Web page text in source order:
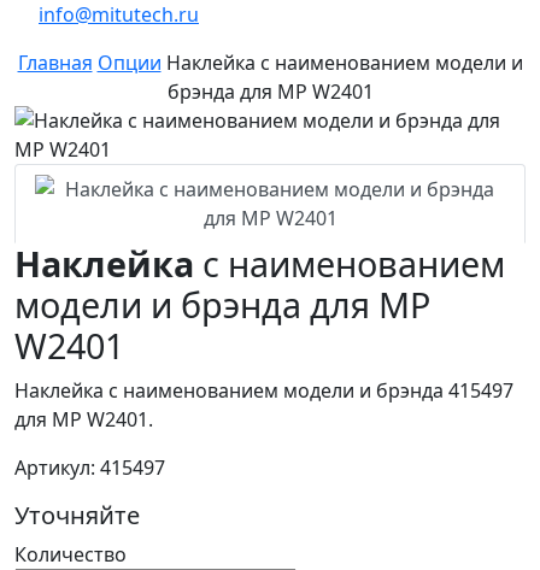
info@mitutech.ru
Главная Опции Наклейка с наименованием модели и
брэнда для MP W2401
Наклейка с наименованием
модели и брэнда для MP
W2401
Наклейка с наименованием модели и брэнда 415497
для MP W2401.
Артикул: 415497
Уточняйте
Количество